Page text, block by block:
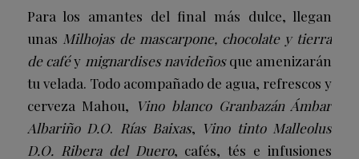
Para los amantes del final más dulce, llegan
unas Milhojas de mascarpone, chocolate y tierra
de caféy mignardises navideñosque amenizarán
tu velada. Todo acompañado de agua, refrescos y
cerveza Mahou, Vino blanco Granbazán Ámbar
Albariño D.O. Rías Baixas, Vino tinto Malleolus
D.O. Ribera del Duero, cafés, tés e infusiones